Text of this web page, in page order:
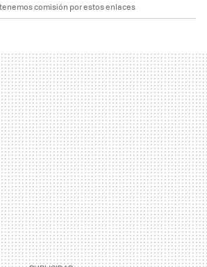
comisión por estos enlaces